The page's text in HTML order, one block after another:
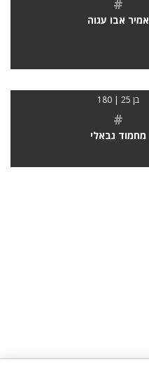
אמיר אבו עגוה
בן 25 | 180
#
מחמוד גבאלי